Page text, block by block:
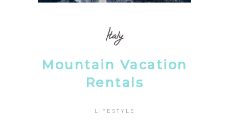
Italy
Mountain Vacation
Rentals
LIFESTYLE